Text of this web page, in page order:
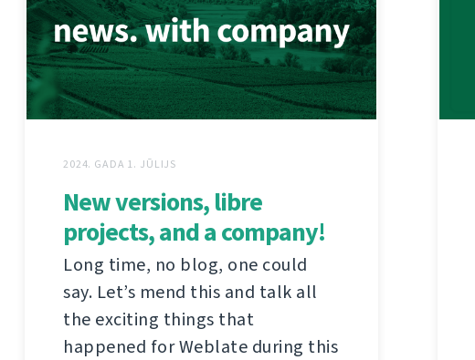
2024. GADA 1. JŪLIJS
New versions, libre
projects, and a company!
Long time, no blog, one could
say. Let’s mend this and talk all
the exciting things that
happened for Weblate during this